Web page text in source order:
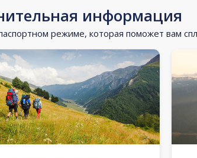
информация
режиме, которая поможет вам